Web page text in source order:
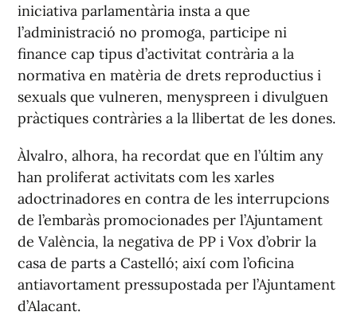
iniciativa parlamentària insta a que
l’administració no promoga, participe ni
finance cap tipus d’activitat contrària a la
normativa en matèria de drets reproductius i
sexuals que vulneren, menyspreen i divulguen
pràctiques contràries a la llibertat de les dones.
Àlvalro, alhora, ha recordat que en l’últim any
han proliferat activitats com les xarles
adoctrinadores en contra de les interrupcions
de l’embaràs promocionades per l’Ajuntament
de València, la negativa de PP i Vox d’obrir la
casa de parts a Castelló; així com l’oficina
antiavortament pressupostada per l’Ajuntament
d’Alacant.